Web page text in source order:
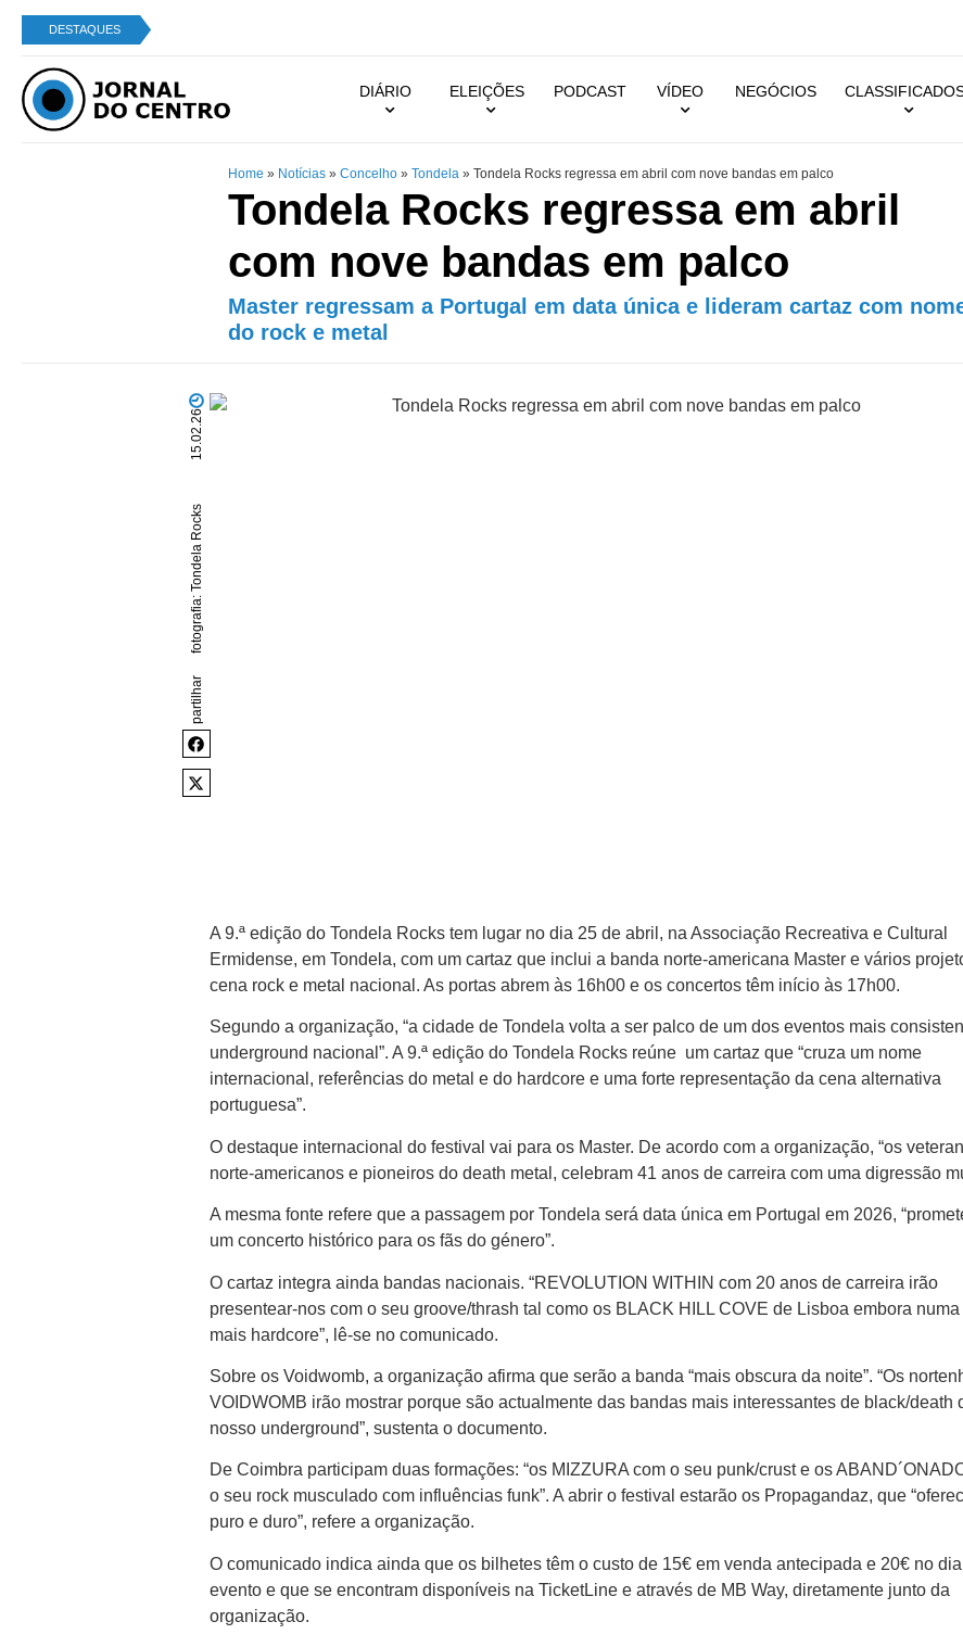
DESTAQUES
DIÁRIO ELEIÇÕES PODCAST VÍDEO NEGÓCIOS
Home » Notícias » Concelho » Tondela » Tondela Rocks regressa em abril com nove bandas em palco
Tondela Rocks regressa em abril
com nove bandas em palco
Master regressam a Portugal em data única e lideram cartaz com
do rock e metal
15.02.26
fotografia: Tondela Rocks
partilhar
A 9.ª edição do Tondela Rocks tem lugar no dia 25 de abril, na Associação Recreativa e Cultural
Ermidense, em Tondela, com um cartaz que inclui a banda norte-americana Master e vários
cena rock e metal nacional. As portas abrem às 16h00 e os concertos têm início às 17h00.
Segundo a organização, “a cidade de Tondela volta a ser palco de um dos eventos mais
underground nacional”. A 9.ª edição do Tondela Rocks reúne um cartaz que “cruza um nome
internacional, referências do metal e do hardcore e uma forte representação da cena alternativa
portuguesa”.
O destaque internacional do festival vai para os Master. De acordo com a organização, “os
norte-americanos e pioneiros do death metal, celebram 41 anos de carreira com uma digressão
A mesma fonte refere que a passagem por Tondela será data única em Portugal em 2026,
um concerto histórico para os fãs do género”.
O cartaz integra ainda bandas nacionais. “REVOLUTION WITHIN com 20 anos de carreira irão
presentear-nos com o seu groove/thrash tal como os BLACK HILL COVE de Lisboa embora
mais hardcore”, lê-se no comunicado.
Sobre os Voidwomb, a organização afirma que serão a banda “mais obscura da noite”. “Os
VOIDWOMB irão mostrar porque são actualmente das bandas mais interessantes de black/death
nosso underground”, sustenta o documento.
De Coimbra participam duas formações: “os MIZZURA com o seu punk/crust e os
o seu rock musculado com influências funk”. A abrir o festival estarão os Propagandaz, que
puro e duro”, refere a organização.
O comunicado indica ainda que os bilhetes têm o custo de 15€ em venda antecipada e 20€ no
evento e que se encontram disponíveis na TicketLine e através de MB Way, diretamente junto da
organização.